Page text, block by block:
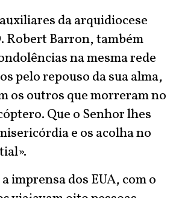
da arquidiocese
Robert Barron, também
na mesma rede
pelo repouso da sua alma,
os outros que morreram no
Que o Senhor lhes
e os acolha no
imprensa dos EUA, com o